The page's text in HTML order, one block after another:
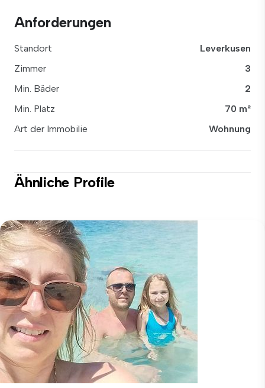
Anforderungen
Standort
Leverkusen
Zimmer
3
Min. Bäder
2
Min. Platz
70 m²
Art der Immobilie
Wohnung
Ähnliche Profile